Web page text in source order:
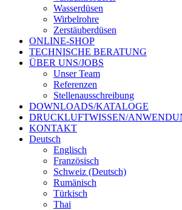
Wasserdüsen
Wirbelrohre
Zerstäuberdüsen
ONLINE-SHOP
TECHNISCHE BERATUNG
ÜBER UNS/JOBS
Unser Team
Referenzen
Stellenausschreibung
DOWNLOADS/KATALOGE
DRUCKLUFTWISSEN/
KONTAKT
Deutsch
Englisch
Französisch
Schweiz (Deutsch)
Rumänisch
Türkisch
Thai